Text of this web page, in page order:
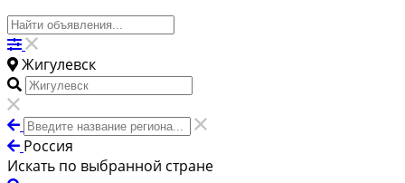
Жигулевск
Россия
Искать по выбранной стране